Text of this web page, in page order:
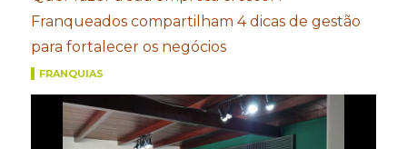
Franqueados compartilham 4 dicas de gestão
para fortalecer os negócios
FRANQUIAS